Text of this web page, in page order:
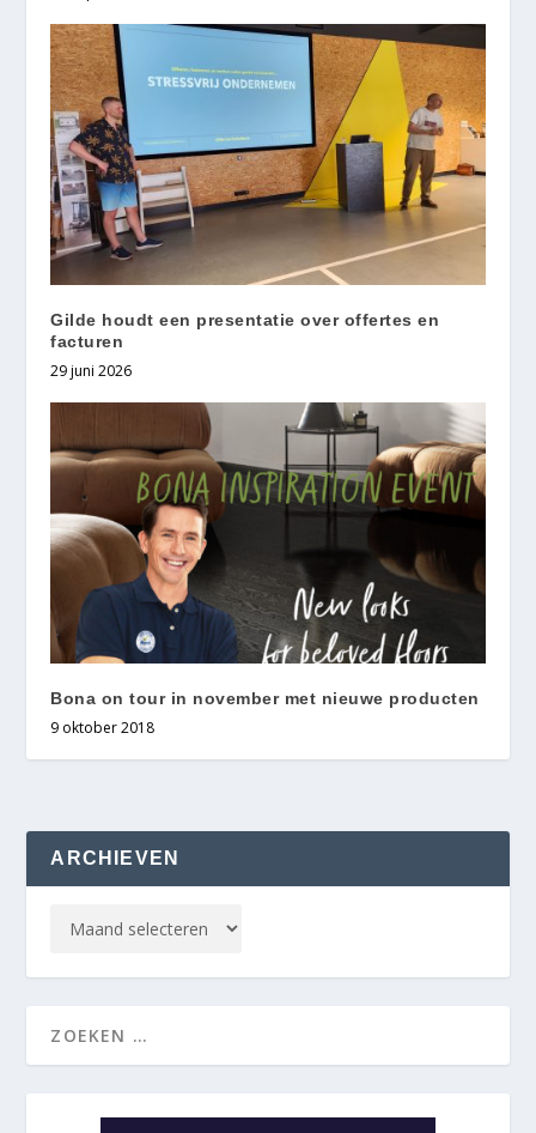
Gilde houdt een presentatie over offertes en
facturen
29 juni 2026
Bona on tour in november met nieuwe producten
9 oktober 2018
ARCHIEVEN